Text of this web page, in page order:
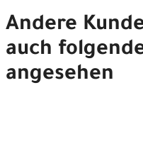
Andere
auch
angesehen